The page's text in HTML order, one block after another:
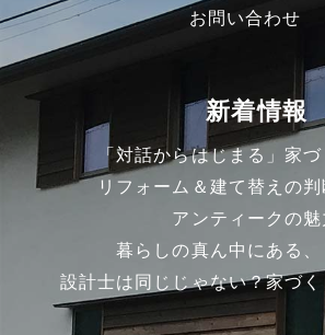
お問い合わせ
新着情報
「対話からはじまる」家
リフォーム＆建て替えの判
アンティークの魅
暮らしの真ん中にある
設計士は同じじゃない？家づ